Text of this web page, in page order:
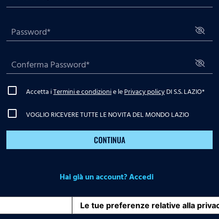
Accetta iTermini e condizionie lePrivacy policyDI S.S. LAZIO*
VOGLIO RICEVERE TUTTE LE NOVITA DEL MONDO LAZIO
CONTINUA
Hai già un account? Accedi
Le tue preferenze relative alla